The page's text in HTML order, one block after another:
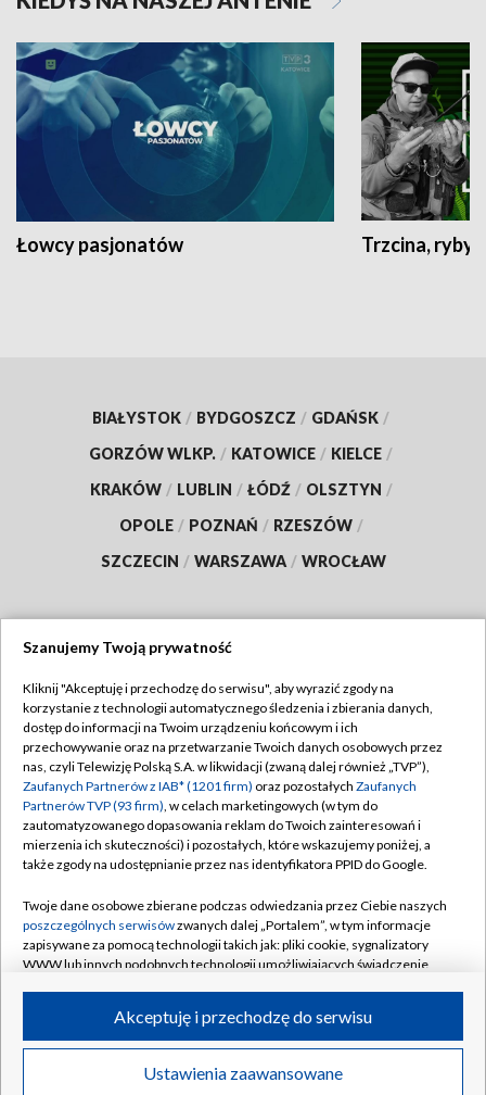
Łowcy pasjonatów Trzcina, ryby
BIAŁYSTOK / BYDGOSZCZ / GDAŃSK /
GORZÓW WLKP. / KATOWICE / KIELCE /
KRAKÓW / LUBLIN / ŁÓDŹ / OLSZTYN /
OPOLE / POZNAŃ / RZESZÓW /
SZCZECIN / WARSZAWA / WROCŁAW
TVP
Abonament TVP
Emisja w TVP
Centrum informacji TVP
Naziemna Telewizja Cyfrowa
Rada Programowa
System NOS
Informacje o nadawcy
Program dla prasy
Regulamin TVP
Polityka prywatności
Moje zgody
Pomoc
Kontakt
Kanały
©2026 Telewizja Polska S.A. w likwidacji
Szanujemy Twoją prywatność
Kliknij "Akceptuję i przechodzę do serwisu", aby wyrazić zgody na
korzystanie z technologii automatycznego śledzenia i zbierania danych,
dostęp do informacji na Twoim urządzeniu końcowym i ich
przechowywanie oraz na przetwarzanie Twoich danych osobowych przez
nas, czyli Telewizję Polską S.A. w likwidacji (zwaną dalej również „TVP”),
Zaufanych Partnerów z IAB* (1201 firm) oraz pozostałych Zaufanych
Partnerów TVP (93 firm), w celach marketingowych (w tym do
zautomatyzowanego dopasowania reklam do Twoich zainteresowań i
mierzenia ich skuteczności) i pozostałych, które wskazujemy poniżej, a
także zgody na udostępnianie przez nas identyfikatora PPID do Google.
Twoje dane osobowe zbierane podczas odwiedzania przez Ciebie naszych
poszczególnych serwisówzwanych dalej „Portalem”, w tym informacje
zapisywane za pomocą technologii takich jak: pliki cookie, sygnalizatory
WWW lub innych podobnych technologii umożliwiających świadczenie
ruchu w Internecie.
Twoje dane osobowe zbierane podczas odwiedzania przez Ciebie
poszczególnych serwisówna Portalu, takie jak adresy IP, identyfikatory
Ustawienia zaawansowane
Akceptuję i przechodzę do serwisu